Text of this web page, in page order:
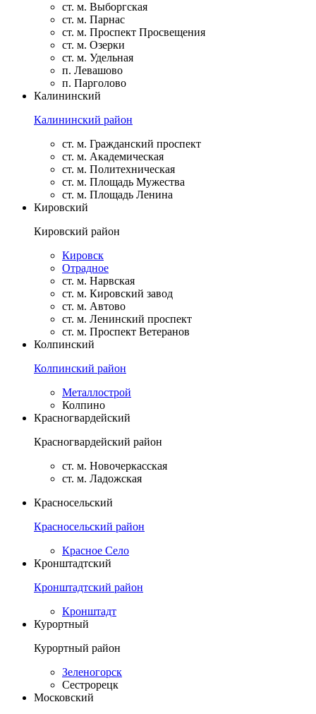
ст. м. Выборгская
ст. м. Парнас
ст. м. Проспект Просвещения
ст. м. Озерки
ст. м. Удельная
п. Левашово
п. Парголово
Калининский
Калининский район
ст. м. Гражданский проспект
ст. м. Академическая
ст. м. Политехническая
ст. м. Площадь Мужества
ст. м. Площадь Ленина
Кировский
Кировский район
Кировск
Отрадное
ст. м. Нарвская
ст. м. Кировский завод
ст. м. Автово
ст. м. Ленинский проспект
ст. м. Проспект Ветеранов
Колпинский
Колпинский район
Металлострой
Колпино
Красногвардейский
Красногвардейский район
ст. м. Новочеркасская
ст. м. Ладожская
Красносельский
Красносельский район
Красное Село
Кронштадтский
Кронштадтский район
Кронштадт
Курортный
Курортный район
Зеленогорск
Сестрорецк
Московский